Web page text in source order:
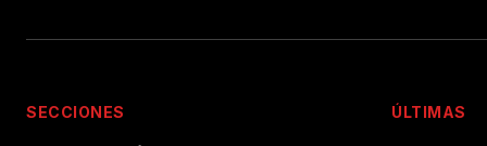
SECCIONES ÚLTIMAS